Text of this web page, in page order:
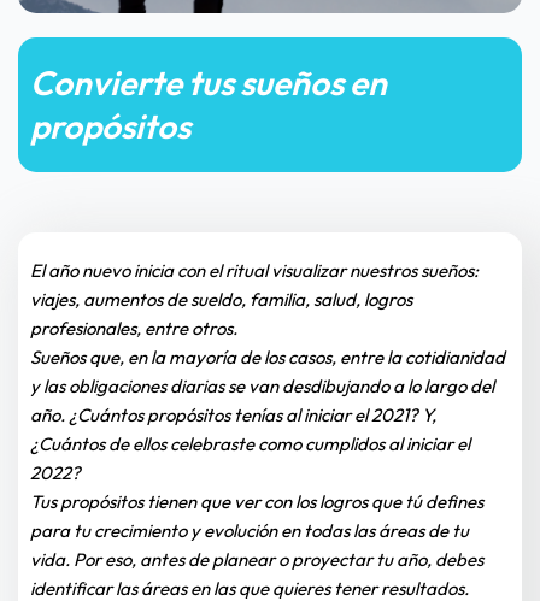
Convierte tus sueños en
propósitos
El año nuevo inicia con el ritual visualizar nuestros sueños:
viajes, aumentos de sueldo, familia, salud, logros
profesionales, entre otros.
Sueños que, en la mayoría de los casos, entre la cotidianidad
y las obligaciones diarias se van desdibujando a lo largo del
año. ¿Cuántos propósitos tenías al iniciar el 2021? Y,
¿Cuántos de ellos celebraste como cumplidos al iniciar el
2022?
Tus propósitos tienen que ver con los logros que tú defines
para tu crecimiento y evolución en todas las áreas de tu
vida. Por eso, antes de planear o proyectar tu año, debes
identificar las áreas en las que quieres tener resultados.